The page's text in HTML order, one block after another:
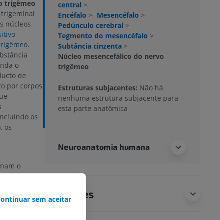
trigêmeo
núcleos
.
o
de
por corpos
os
os
o
significa
essa
central >
Encéfalo > Mesencéfalo >
Pedúnculo cerebral >
Tegmento do mesencéfalo >
Subtância cinzenta >
Núcleo mesencefálico do nervo
trigêmeo
Estruturas subjacentes: Não há
nenhuma estrutura subjacente para
esta parte anatômica
Neuroanatomia humana
Traduções
sem aceitar